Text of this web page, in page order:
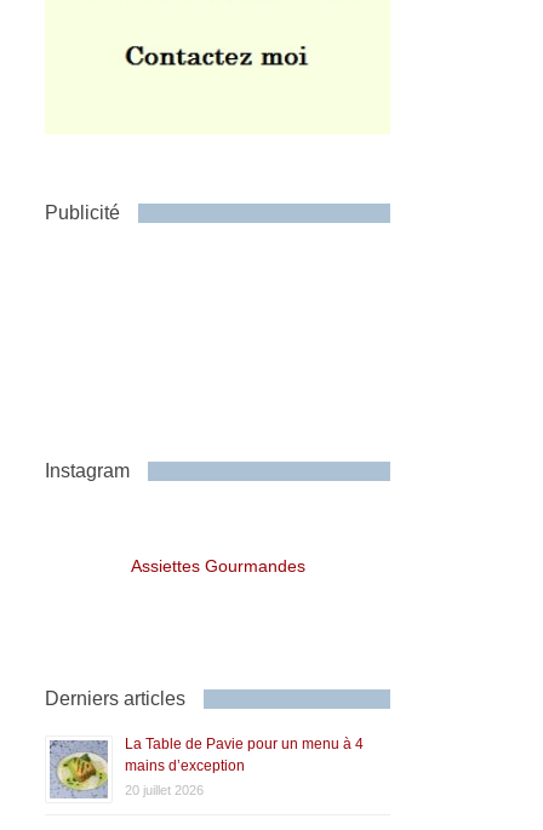
Publicité
Instagram
Assiettes Gourmandes
Derniers articles
La Table de Pavie pour un menu à 4
mains d’exception
20 juillet 2026